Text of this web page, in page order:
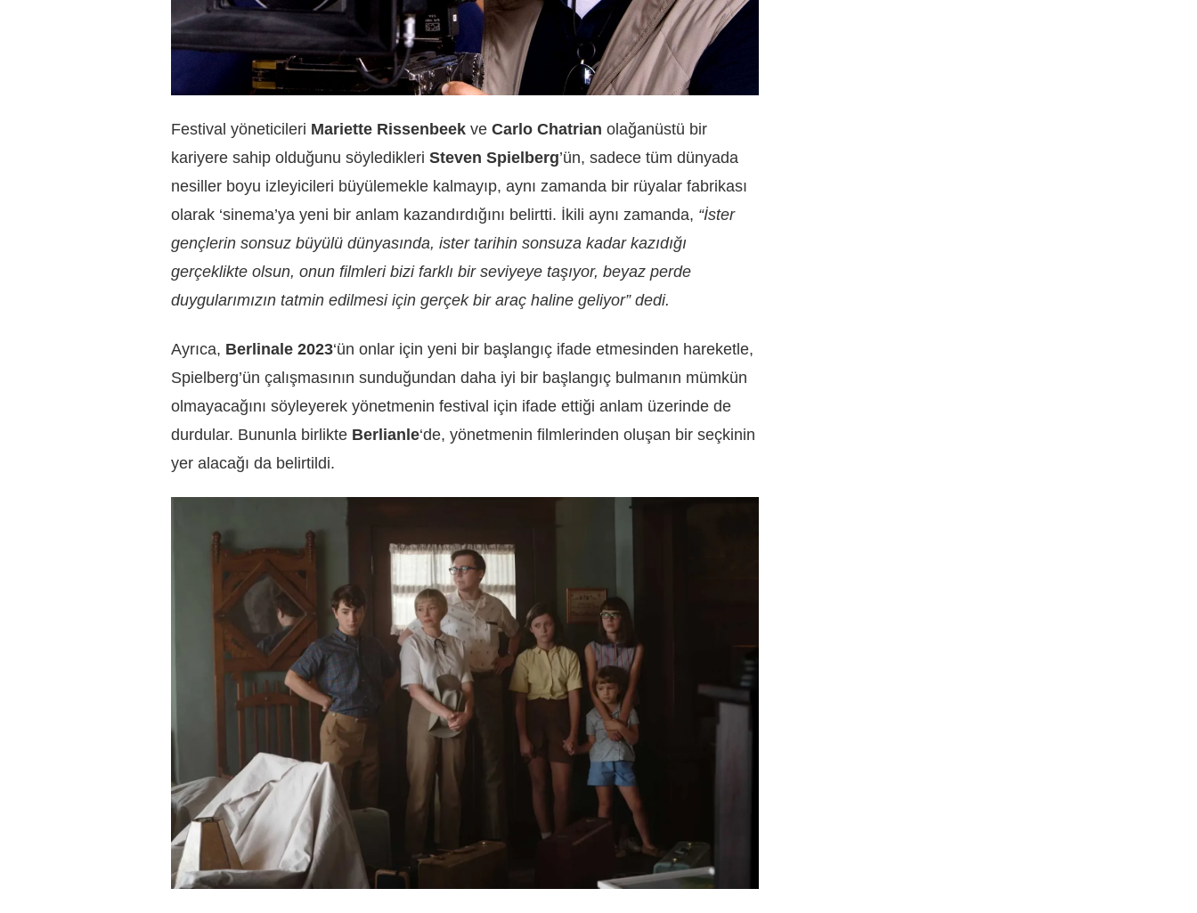
Festival yöneticileri Mariette Rissenbeek ve Carlo Chatrian olağanüstü bir
kariyere sahip olduğunu söyledikleri Steven Spielberg’ün, sadece tüm dünyada
nesiller boyu izleyicileri büyülemekle kalmayıp, aynı zamanda bir rüyalar fabrikası
olarak ‘sinema’ya yeni bir anlam kazandırdığını belirtti. İkili aynı zamanda, “İster
gençlerin sonsuz büyülü dünyasında, ister tarihin sonsuza kadar kazıdığı
gerçeklikte olsun, onun filmleri bizi farklı bir seviyeye taşıyor, beyaz perde
duygularımızın tatmin edilmesi için gerçek bir araç haline geliyor” dedi.
Ayrıca, Berlinale 2023‘ün onlar için yeni bir başlangıç ifade etmesinden hareketle,
Spielberg’ün çalışmasının sunduğundan daha iyi bir başlangıç bulmanın mümkün
olmayacağını söyleyerek yönetmenin festival için ifade ettiği anlam üzerinde de
durdular. Bununla birlikte Berlianle‘de, yönetmenin filmlerinden oluşan bir seçkinin
yer alacağı da belirtildi.